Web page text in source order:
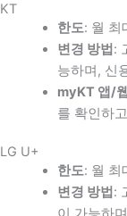
KT
한도: 월 최
변경 방법 :
능하며, 신
myKT 앱/웹
를 확인하
LG U+
한도: 월 최
변경 방법 :